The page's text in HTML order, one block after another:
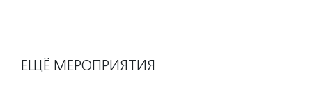
ЕЩЁ МЕРОПРИЯТИЯ